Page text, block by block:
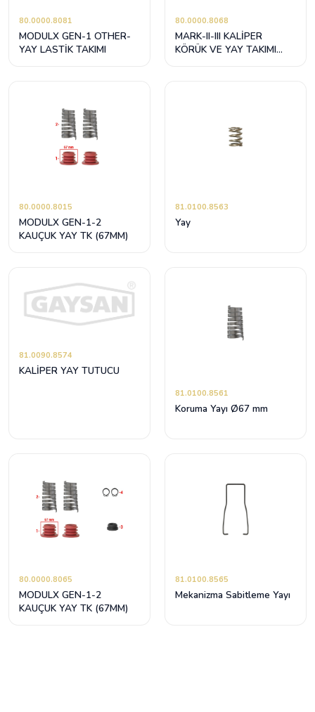
80.0000.8081
MODULX GEN-1 OTHER-
YAY LASTİK TAKIMI
80.0000.8068
MARK-II-III KALİPER
KÖRÜK VE YAY TAKIMI
80.0000.8015
MODULX GEN-1-2
KAUÇUK YAY TK (67MM)
81.0100.8563
Yay
81.0090.8574
KALİPER YAY TUTUCU
81.0100.8561
Koruma Yayı Ø67 mm
80.0000.8065
MODULX GEN-1-2
KAUÇUK YAY TK (67MM)
81.0100.8565
Mekanizma Sabitleme Yayı